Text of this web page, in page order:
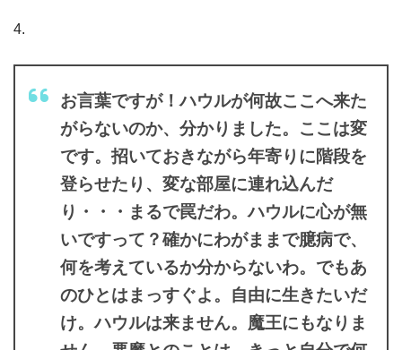
4.
お言葉ですが！ハウルが何故ここへ来た
がらないのか、分かりました。ここは変
です。招いておきながら年寄りに階段を
登らせたり、変な部屋に連れ込んだ
り・・・まるで罠だわ。ハウルに心が無
いですって？確かにわがままで臆病で、
何を考えているか分からないわ。でもあ
のひとはまっすぐよ。自由に生きたいだ
け。ハウルは来ません。魔王にもなりま